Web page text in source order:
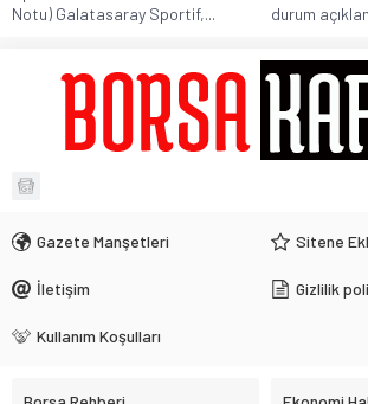
Notu) Galatasaray Sportif,...
durum
Gazete Manşetleri Sitene
İletişim Gizlilik
Kullanım Koşulları